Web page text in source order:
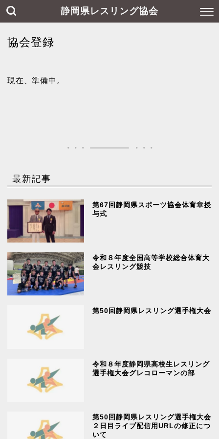
静岡県レスリング協会
協会登録
現在、準備中。
最新記事
第67回静岡県スポーツ協会体育章授
与式
令和８年度全国高等学校総合体育大
会レスリング競技
第50回静岡県レスリング選手権大会
令和８年度静岡県高校生レスリング
選手権大会グレコローマンの部
第50回静岡県レスリング選手権大会
２日目ライブ配信用URLの修正につ
いて